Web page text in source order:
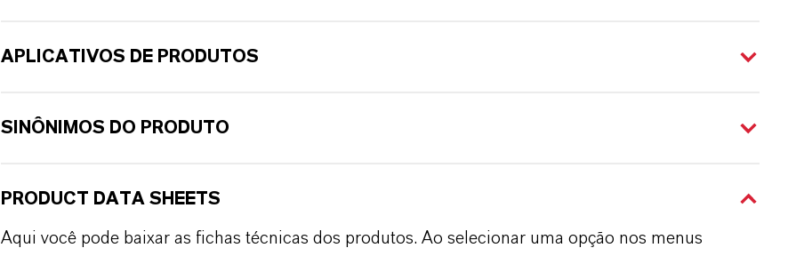
APLICATIVOS DE PRODUTOS
SINÔNIMOS DO PRODUTO
PRODUCT DATA SHEETS
Aqui você pode baixar as fichas técnicas dos produtos. Ao selecionar uma opção nos menus